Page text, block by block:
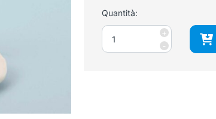
Quantità:
-
Bacino
maschile
quantità
+